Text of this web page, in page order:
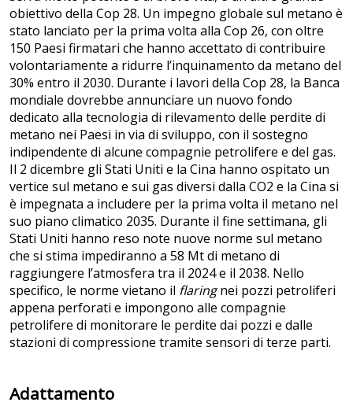
obiettivo della Cop 28. Un impegno globale sul metano è
stato lanciato per la prima volta alla Cop 26, con oltre
150 Paesi firmatari che hanno accettato di contribuire
volontariamente a ridurre l’inquinamento da metano del
30% entro il 2030. Durante i lavori della Cop 28, la Banca
mondiale dovrebbe annunciare un nuovo fondo
dedicato alla tecnologia di rilevamento delle perdite di
metano nei Paesi in via di sviluppo, con il sostegno
indipendente di alcune compagnie petrolifere e del gas.
Il 2 dicembre gli Stati Uniti e la Cina hanno ospitato un
vertice sul metano e sui gas diversi dalla CO2 e la Cina si
è impegnata a includere per la prima volta il metano nel
suo piano climatico 2035. Durante il fine settimana, gli
Stati Uniti hanno reso note nuove norme sul metano
che si stima impediranno a 58 Mt di metano di
raggiungere l’atmosfera tra il 2024 e il 2038. Nello
specifico, le norme vietano il flaringnei pozzi petroliferi
appena perforati e impongono alle compagnie
petrolifere di monitorare le perdite dai pozzi e dalle
stazioni di compressione tramite sensori di terze parti.
Adattamento